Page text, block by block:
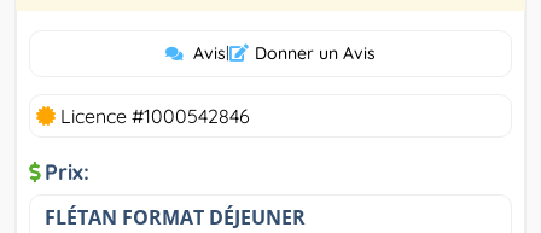
Avis| Donner un Avis
Licence #1000542846
Prix:
FLÉTAN FORMAT DÉJEUNER